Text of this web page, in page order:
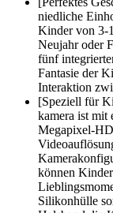
niedliche
Kinder von 3-
Neujahr oder
fünf
Fantasie der
Interaktion
[Speziell für
kamera ist mit
Megapixel-
können
Silikonhülle